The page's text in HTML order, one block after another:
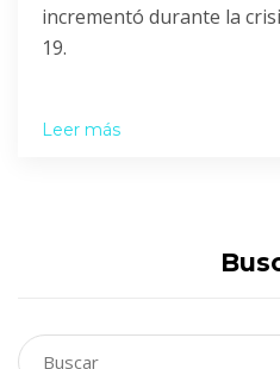
incrementó durante la
19.
Leer más